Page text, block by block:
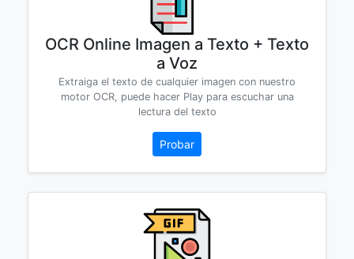
OCR Online Imagen a Texto + Texto
a Voz
Extraiga el texto de cualquier imagen con nuestro
motor OCR, puede hacer Play para escuchar una
lectura del texto
Probar